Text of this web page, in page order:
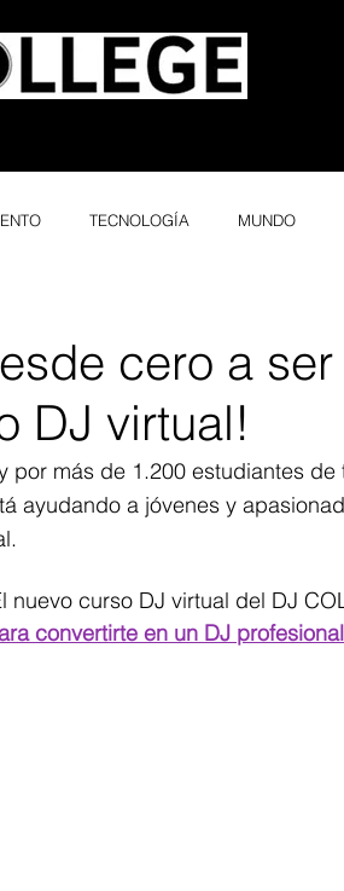
TECNOLOGÍA MUNDO
cero a ser
DJ virtual!
por más de 1.200 estudiantes de
ayudando a jóvenes y
curso DJ virtual del DJ
convertirte en un DJ